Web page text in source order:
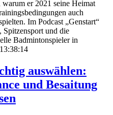
er 2021 seine Heimat
auch
Im Podcast „Genstart“
Spitzensport und die
Badmintonspieler in
auswählen:
und Besaitung